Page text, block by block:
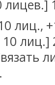
лицев.]
лиц.,
лиц.]